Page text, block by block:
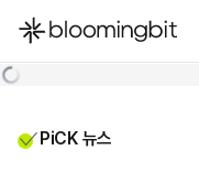
한국어
PiCK 뉴스